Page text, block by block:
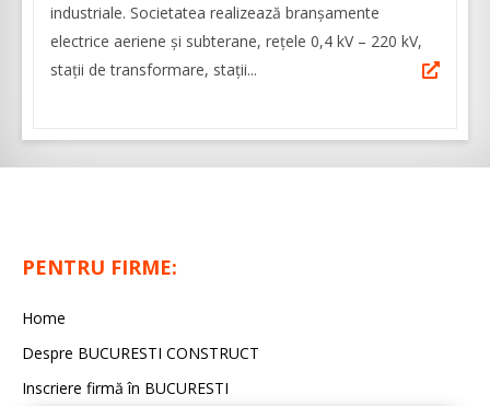
industriale. Societatea realizează branşamente
electrice aeriene şi subterane, rețele 0,4 kV – 220 kV,
stații de transformare, stații...
PENTRU FIRME:
Home
Despre BUCURESTI CONSTRUCT
Inscriere firmă în BUCURESTI